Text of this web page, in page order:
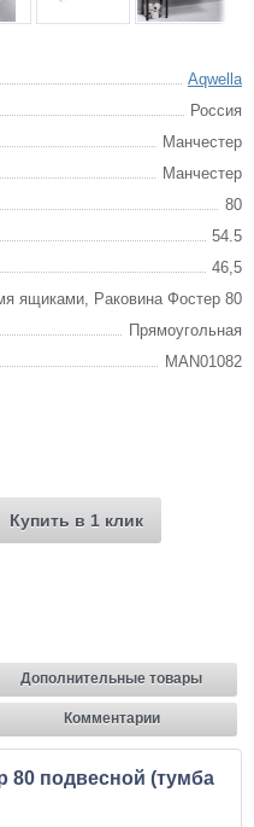
Aqwella
Россия
Манчестер
Манчестер
80
54.5
46,5
ящиками, Раковина Фостер 80
Прямоугольная
MAN01082
Купить в 1 клик
Дополнительные товары
Комментарии
80 подвесной (тумба